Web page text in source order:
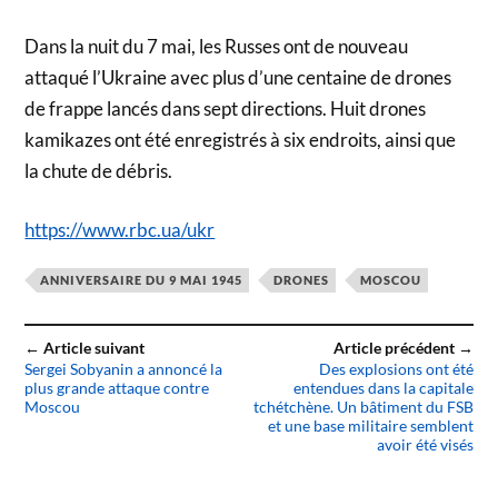
Dans la nuit du 7 mai, les Russes ont de nouveau
attaqué l’Ukraine avec plus d’une centaine de drones
de frappe lancés dans sept directions. Huit drones
kamikazes ont été enregistrés à six endroits, ainsi que
la chute de débris.
https://www.rbc.ua/ukr
ANNIVERSAIRE DU 9 MAI 1945 DRONES MOSCOU
← Article suivant
Sergei Sobyanin a annoncé la
plus grande attaque contre
Moscou
Article précédent →
Des explosions ont été
entendues dans la capitale
tchétchène. Un bâtiment du FSB
et une base militaire semblent
avoir été visés